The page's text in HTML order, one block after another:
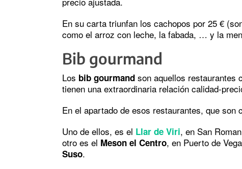
En su carta triunfan los cachopos por 25 €
como el arroz con leche, la fabada, … y la
Bib gourmand
Los bib gourmand son aquellos restaurantes
tienen una extraordinaria relación calidad-
En el apartado de esos restaurantes, que
Uno de ellos, es el Llar de Viri, en San
otro es el Meson el Centro, en Puerto de
Suso.